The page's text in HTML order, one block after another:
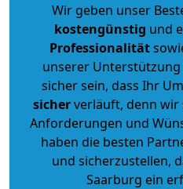
Wir geben unser
kostengünstig und
Professionalität
unserer Unterstützung
sicher sein, dass Ihr
sicherverläuft, denn wir
Anforderungen und
haben die besten
und sicherzustellen,
Saarburg ein